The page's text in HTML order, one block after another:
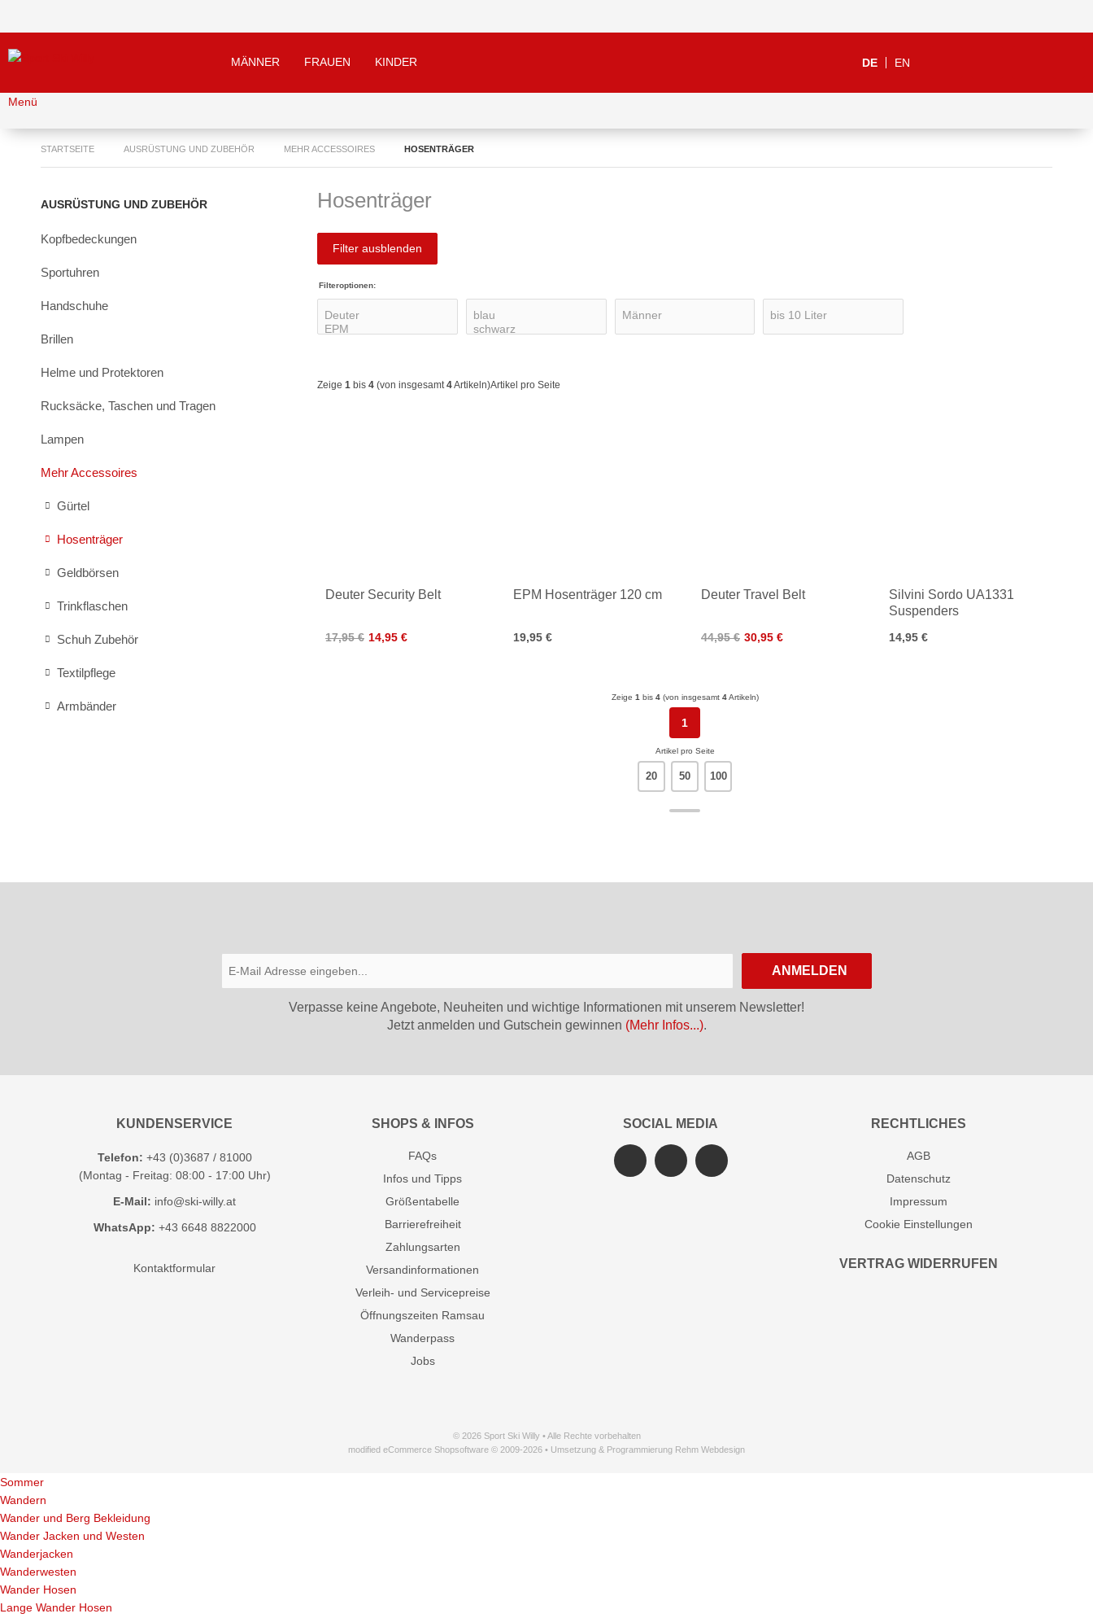
MÄNNER FRAUEN KINDER DE EN
Menü
STARTSEITE AUSRÜSTUNG UND ZUBEHÖR MEHR ACCESSOIRES HOSENTRÄGER
AUSRÜSTUNG UND ZUBEHÖR
Kopfbedeckungen
Sportuhren
Handschuhe
Brillen
Helme und Protektoren
Rucksäcke, Taschen und Tragen
Lampen
Mehr Accessoires
Gürtel
Hosenträger
Geldbörsen
Trinkflaschen
Schuh Zubehör
Textilpflege
Armbänder
Hosenträger
Filter ausblenden
Filteroptionen:
Zeige 1 bis 4 (von insgesamt4Artikeln)Artikel pro Seite
Deuter Security Belt
17,95 € 14,95 €
EPM Hosenträger 120 cm
19,95 €
Deuter Travel Belt
44,95 € 30,95 €
Silvini Sordo UA1331
Suspenders
14,95 €
Zeige 1 bis 4(von insgesamt 4Artikeln)
1
Artikel pro Seite
20 50 100
ANMELDEN
Verpasse keine Angebote, Neuheiten und wichtige Informationen mit unserem Newsletter!
Jetzt anmelden und Gutschein gewinnen (Mehr Infos...).
KUNDENSERVICE
Telefon: +43 (0)3687 / 81000
(Montag - Freitag: 08:00 - 17:00 Uhr)
E-Mail: info@ski-willy.at
WhatsApp: +43 6648 8822000
Kontaktformular
SHOPS & INFOS
FAQs
Infos und Tipps
Größentabelle
Barrierefreiheit
Zahlungsarten
Versandinformationen
Verleih- und Servicepreise
Öffnungszeiten Ramsau
Wanderpass
Jobs
SOCIAL MEDIA RECHTLICHES
AGB
Datenschutz
Impressum
Cookie Einstellungen
VERTRAG WIDERRUFEN
© 2026 Sport Ski Willy • Alle Rechte vorbehalten
modified eCommerce Shopsoftware © 2009-2026 • Umsetzung & Programmierung Rehm Webdesign
Sommer
Wandern
Wander und Berg Bekleidung
Wander Jacken und Westen
Wanderjacken
Wanderwesten
Wander Hosen
Lange Wander Hosen